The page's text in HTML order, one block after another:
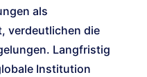
als
verdeutlichen die
Langfristig
Institution